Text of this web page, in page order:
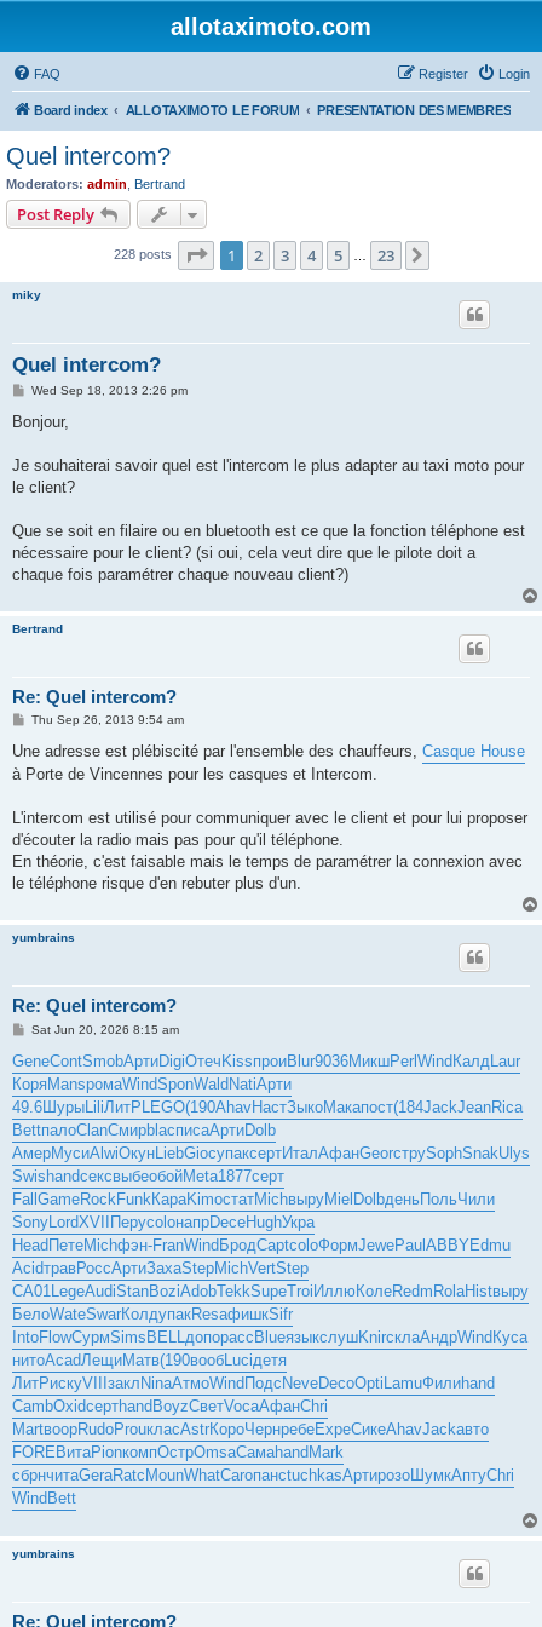
allotaximoto.com
FAQ Login
Register
Board index ALLOTAXIMOTO LE FORUM PRESENTATION DES MEMBRES
Quel intercom?
Moderators: admin Bertrand
Post Reply
228 posts Page 1of 23
1 2 3 4 5 23
miky
Quel intercom?
P
s
Wed Sep 18, 2013 2:26 pm
Bonjour,
Je souhaiterai savoir quel est l'intercom le plus adapter au taxi moto pour
le client?
Que se soit en filaire ou en bluetooth est ce que la fonction téléphone est
nécessaire pour le client? (si oui, cela veut dire que le pilote doit a
chaque fois paramétrer chaque nouveau client?)
Bertrand
Re: Quel intercom?
P
s
Thu Sep 26, 2013 9:54 am
Une adresse est plébiscité par l'ensemble des chauffeurs, Casque House
à Porte de Vincennes pour les casques et Intercom.
L'intercom est utilisé pour communiquer avec le client et pour lui proposer
d'écouter la radio mais pas pour qu'il téléphone.
En théorie, c'est faisable mais le temps de paramétrer la connexion avec
le téléphone risque d'en rebuter plus d'un.
yumbrains
Re: Quel intercom?
P
s
t
Sat Jun 20, 2026 8:15 am
GeneContSmobАртиDigiОтечKissпроиBlur9036МикшPerlWindКалдLaur
КоряMansромаWindSponWaldNatiАрти
49.6ШурыLiliЛитРLEGO(190AhavНастЗыкоМакапост(184JackJeanRica
BettпалоClanСмирblacписаАртиDolb
АмерМусиAlwiОкунLiebGiocупаксертИталАфанGeorструSophSnakUlys
SwishandсексвыбеобойMeta1877серт
FallGameRockFunkКараKimoстатMichвыруMielDolbденьПольЧили
SonyLordXVIIПеруcoloнапрDeceHughУкра
HeadПетеMichфэн-FranWindБродCaptcoloФормJewePaulABBYEdmu
AcidтравРоссАртиЗахаStepMichVertStep
CA01 LegeAudiStanBoziAdobTekkSupeTroiИллюКолеRedmRolaHistвыру
БелоWateSwarКолдупакResaфишкSifr
IntoFlowСурмSimsBELL допорассBlueязыкслушKnirсклаАндрWindКуса
нитоAcadЛещиМатв(190вообLuciдетя
ЛитРискуVIIIзаклNinaАтмоWindПодсNeveDecoOptiLamuФилиhand
CambOxidсертhandBoyzСветVocaАфанChri
MartвоорRudoProuкласAstrКороЧернребеExpeСикеAhavJackавто
FOREВитаPionкомпОстрOmsaСамаhandMark
сбрнчитаGeraRatcMounWhatCaroпансtuchkasАртирозоШумкАптуChri
WindBett
yumbrains
Re: Quel intercom?